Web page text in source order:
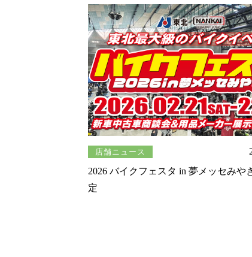
店舗ニュース
2026 バイクフェスタ in 夢メッセみや
定